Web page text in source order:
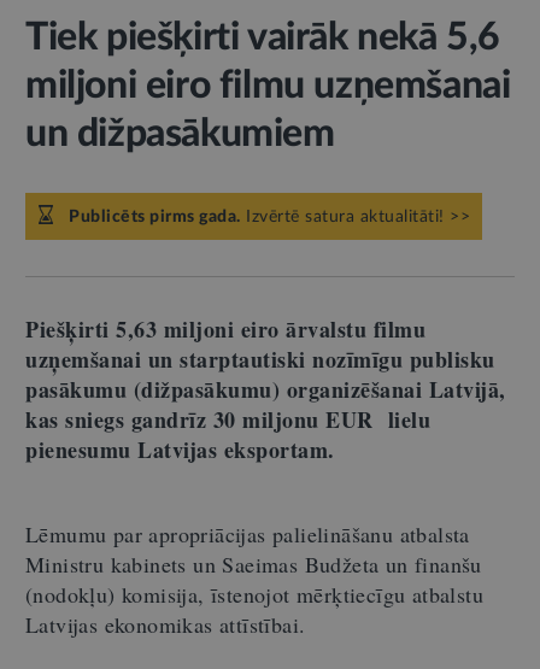
Tiek piešķirti vairāk nekā 5,6
miljoni eiro filmu uzņemšanai
un dižpasākumiem
Publicēts pirms gada. Izvērtē satura aktualitāti! >>
Piešķirti 5,63 miljoni eiro ārvalstu filmu
uzņemšanai un starptautiski nozīmīgu publisku
pasākumu (dižpasākumu) organizēšanai Latvijā,
kas sniegs gandrīz 30 miljonu EUR lielu
pienesumu Latvijas eksportam.
Lēmumu par apropriācijas palielināšanu atbalsta
Ministru kabinets un Saeimas Budžeta un finanšu
(nodokļu) komisija, īstenojot mērķtiecīgu atbalstu
Latvijas ekonomikas attīstībai.